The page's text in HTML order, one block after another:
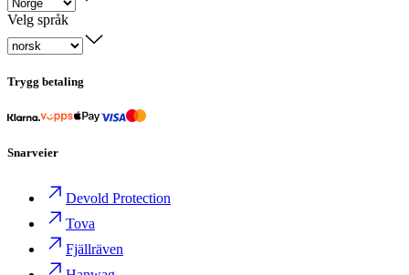
Velg språk
Trygg betaling
Snarveier
Devold Protection
Tova
Fjällräven